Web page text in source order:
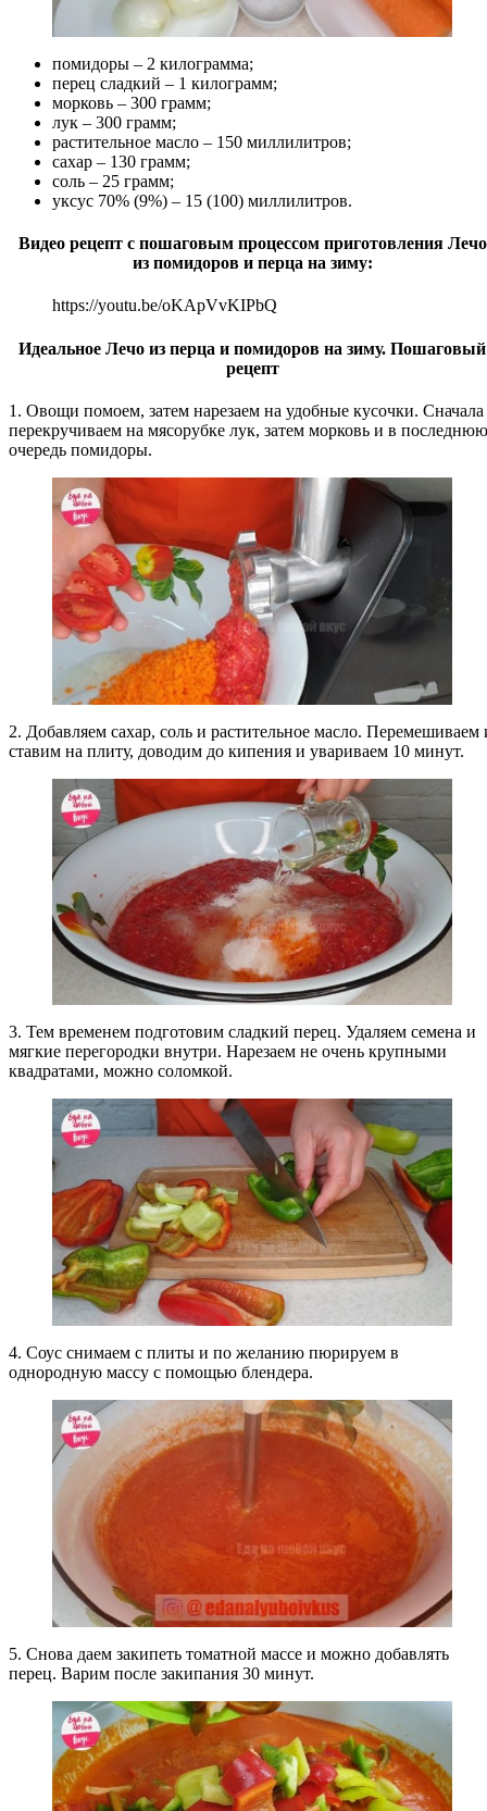
помидоры – 2 килограмма;
перец сладкий – 1 килограмм;
морковь – 300 грамм;
лук – 300 грамм;
растительное масло – 150 миллилитров;
сахар – 130 грамм;
соль – 25 грамм;
уксус 70% (9%) – 15 (100) миллилитров.
Видео рецепт с пошаговым процессом приготовления Лечо
из помидоров и перца на зиму:
https://youtu.be/oKApVvKIPbQ
Идеальное Лечо из перца и помидоров на зиму. Пошаговый
рецепт
1. Овощи помоем, затем нарезаем на удобные кусочки. Сначала
перекручиваем на мясорубке лук, затем морковь и в последнюю
очередь помидоры.
2. Добавляем сахар, соль и растительное масло. Перемешиваем
ставим на плиту, доводим до кипения и увариваем 10 минут.
3. Тем временем подготовим сладкий перец. Удаляем семена и
мягкие перегородки внутри. Нарезаем не очень крупными
квадратами, можно соломкой.
4. Соус снимаем с плиты и по желанию пюрируем в
однородную массу с помощью блендера.
5. Снова даем закипеть томатной массе и можно добавлять
перец. Варим после закипания 30 минут.